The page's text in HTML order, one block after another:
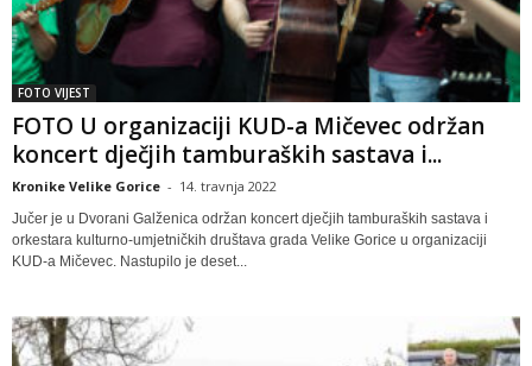
FOTO VIJEST
FOTO U organizaciji KUD-a Mičevec održan
koncert dječjih tamburaških sastava i...
Kronike Velike Gorice - 14. travnja 2022
Jučer je u Dvorani Galženica održan koncert dječjih tamburaških sastava i
orkestara kulturno-umjetničkih društava grada Velike Gorice u organizaciji
KUD-a Mičevec. Nastupilo je deset...